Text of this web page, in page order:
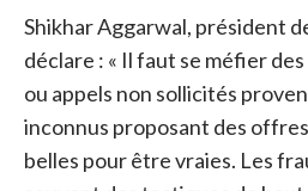
Shikhar Aggarwal, président
déclare : « Il faut se méfier
ou appels non sollicités
inconnus proposant des
belles pour être vraies. Les